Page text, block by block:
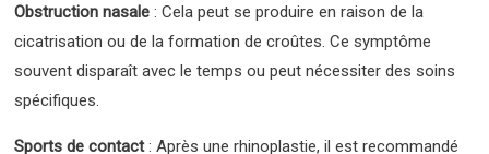
Obstruction nasale : Cela peut se produire en raison de la
cicatrisation ou de la formation de croûtes. Ce symptôme
souvent disparaît avec le temps ou peut nécessiter des soins
spécifiques.
Sports de contact: Après une rhinoplastie, il est recommandé